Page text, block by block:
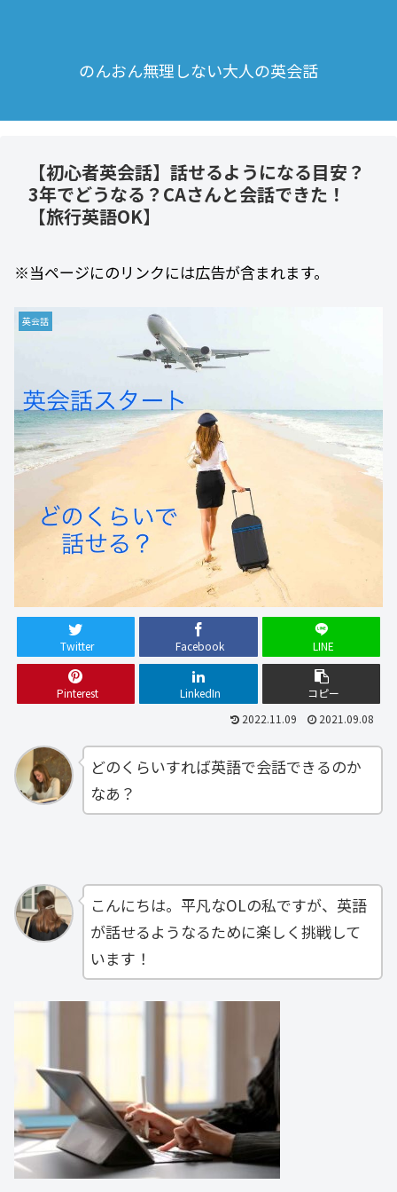
のんおん無理しない大人の英会話
【初心者英会話】話せるようになる目安？
3年でどうなる？CAさんと会話できた！
【旅行英語OK】
※当ページにのリンクには広告が含まれます。
英会話
Twitter Facebook LINE
Pinterest LinkedIn
コピー
2022.11.09
2021.09.08
どのくらいすれば英語で会話できるのか
なあ？
こんにちは。平凡なOLの私ですが、英語
が話せるようなるために楽しく挑戦して
います！